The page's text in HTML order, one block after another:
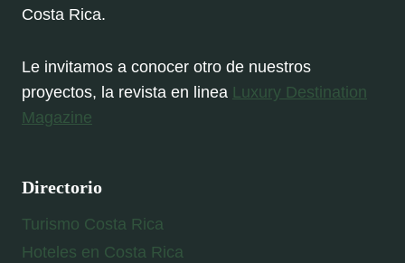
Costa Rica.
Le invitamos a conocer otro de nuestros
proyectos, la revista en linea Luxury Destination
Magazine
Directorio
Turismo Costa Rica
Hoteles en Costa Rica